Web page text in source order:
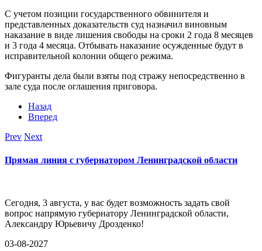
С учетом позиции государственного обвинителя и
представленных доказательств суд назначил виновным
наказание в виде лишения свободы на сроки 2 года 8 месяцев
и 3 года 4 месяца. Отбывать наказание осужденные будут в
исправительной колонии общего режима.
Фигуранты дела были взяты под стражу непосредственно в
зале суда после оглашения приговора.
Назад
Вперед
Prev Next
Прямая линия с губернатором Ленинградской области
Сегодня, 3 августа, у вас будет возможность задать свой
вопрос напрямую губернатору Ленинградской области,
Александру Юрьевичу Дрозденко!
03-08-2027